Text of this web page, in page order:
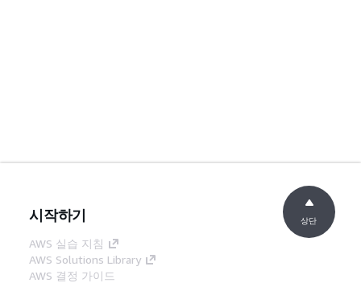
시작하기
AWS 실습 지침
AWS Solutions Library
AWS 결정 가이드
상단